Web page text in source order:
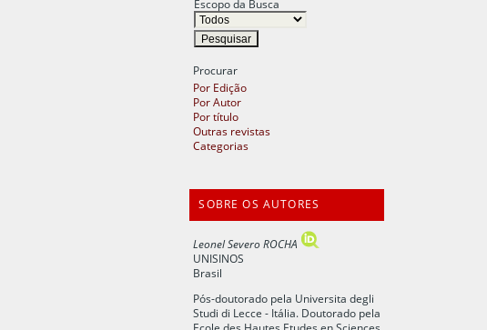
Escopo da Busca
Procurar
Por Edição
Por Autor
Por título
Outras revistas
Categorias
SOBRE OS AUTORES
Leonel Severo ROCHA
UNISINOS
Brasil
Pós-doutorado pela Universita degli
Studi di Lecce - Itália. Doutorado pela